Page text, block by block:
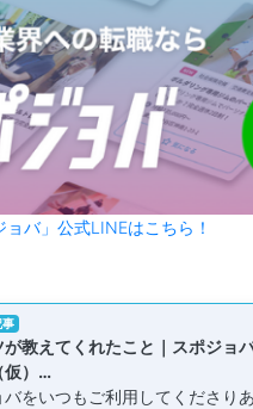
バ」公式LINEはこちら！
事
が教えてくれたこと｜スポジョ
仮）…
バをいつもご利用してくださり